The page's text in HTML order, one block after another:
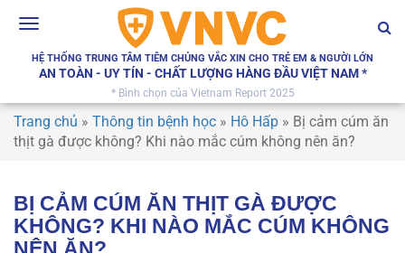
Toggle
HỆ THỐNG TRUNG TÂM TIÊM CHỦNG VẮC XIN CHO TRẺ EM & NGƯỜI LỚN
AN TOÀN - UY TÍN - CHẤT LƯỢNG HÀNG ĐẦU VIỆT NAM *
* Bình chọn của Vietnam Report 2025
Trang chủ » Thông tin bệnh học » Hô Hấp » Bị cảm cúm ăn
thịt gà được không? Khi nào mắc cúm không nên ăn?
BỊ CẢM CÚM ĂN THỊT GÀ ĐƯỢC
KHÔNG? KHI NÀO MẮC CÚM KHÔNG